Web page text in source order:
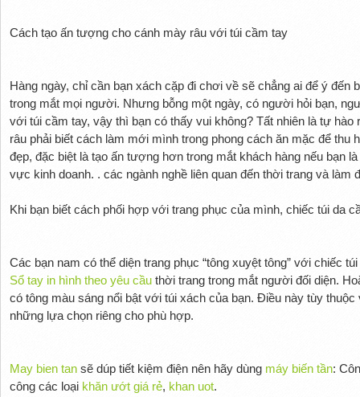
Cách tạo ấn tượng cho cánh mày râu với túi cầm tay
Hàng ngày, chỉ cần bạn xách cặp đi chơi về sẽ chẳng ai để ý đến
trong mắt mọi người. Nhưng bỗng một ngày, có người hỏi bạn,
với túi cầm tay, vậy thì bạn có thấy vui không? Tất nhiên là tự
râu phải biết cách làm mới mình trong phong cách ăn mặc để thu
đẹp, đặc biệt là tạo ấn tượng hơn trong mắt khách hàng nếu bạn
vực kinh doanh. . các ngành nghề liên quan đến thời trang và làm
Khi bạn biết cách phối hợp với trang phục của mình, chiếc túi da
Các bạn nam có thể diện trang phục “tông xuyệt tông” với chiếc
Sổ tay in hình theo yêu cầuthời trang trong mắt người đối diện.
có tông màu sáng nổi bật với túi xách của bạn. Điều này tùy
những lựa chọn riêng cho phù hợp.
May bien tansẽ dúp tiết kiệm điện nên hãy dùng máy biến tần:
công các loại khăn ướt giá rẻ, khan uot.